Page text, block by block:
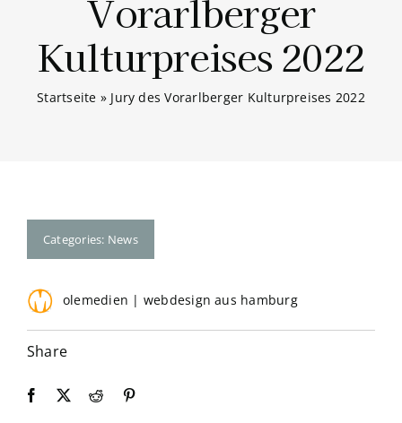
Termine
Vorarlberger
Kulturpreises 2022
Startseite » Jury des Vorarlberger Kulturpreises 2022
Categories: News
olemedien | webdesign aus hamburg
Share